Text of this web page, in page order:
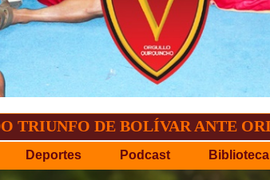
BOLÍVAR ANTE ORIENTE
Deportes Podcast Biblioteca